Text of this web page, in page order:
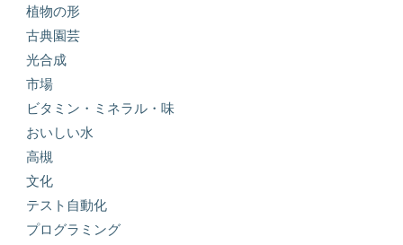
植物の形
古典園芸
光合成
市場
ビタミン・ミネラル・味
おいしい水
高槻
文化
テスト自動化
プログラミング